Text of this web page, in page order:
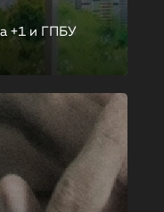
+1 и ГПБУ